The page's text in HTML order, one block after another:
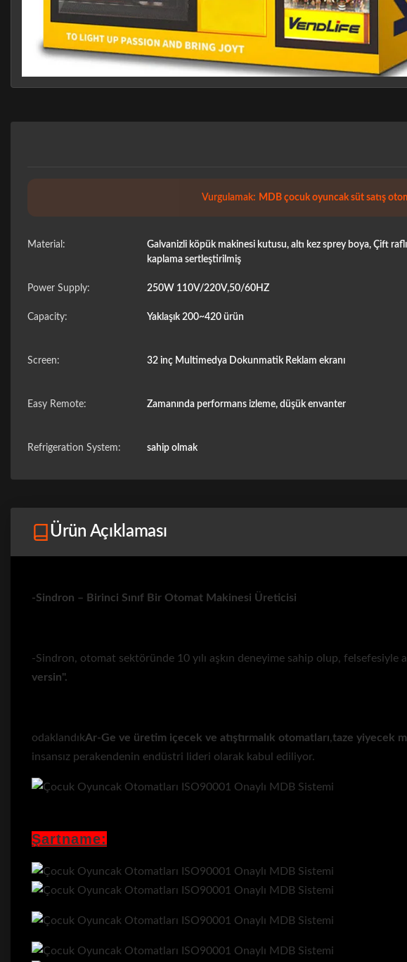
Vurgulamak: MDB çocuk oyuncak süt satış
Material:
Galvanizli köpük makinesi kutusu, altı kez sprey boya, Çift
kaplama sertleştirilmiş
Power Supply: 250W 110V/220V,50/60HZ
Capacity: Yaklaşık 200~420 ürün
Screen: 32 inç Multimedya Dokunmatik Reklam ekranı
Easy Remote: Zamanında performans izleme, düşük envanter
Refrigeration System: sahip olmak
Ürün Açıklaması
-Sindron – Birinci Sınıf Bir Otomat Makinesi Üreticisi
-Sindron, otomat sektöründe 10 yılı aşkın deneyime sahip olup,
versin".
odaklandıkAr-Ge ve üretim içecek ve atıştırmalık otomatları,taze yiyecek
insansız perakendenin endüstri lideri olarak kabul ediliyor.
Şartname: